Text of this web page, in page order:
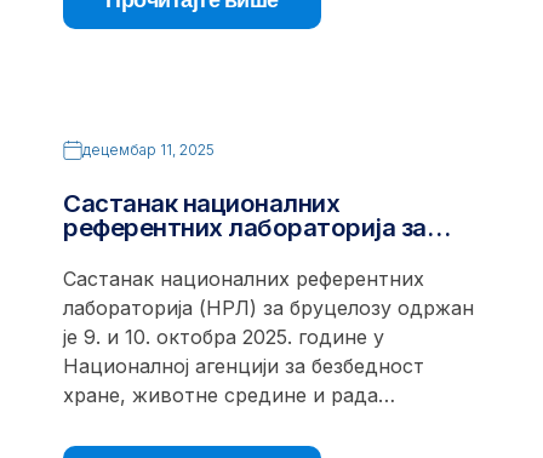
децембар 11, 2025
Састанак националних
референтних лабораторија за…
Састанак националних референтних
лабораторија (НРЛ) за бруцелозу одржан
је 9. и 10. октобра 2025. године у
Националној агенцији за безбедност
хране, животне средине и рада…